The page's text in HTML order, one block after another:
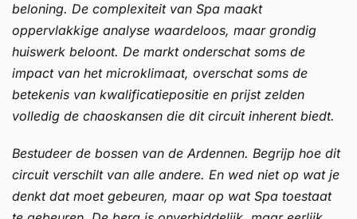
beloning. De complexiteit van Spa maakt
oppervlakkige analyse waardeloos, maar grondig
huiswerk beloont. De markt onderschat soms de
impact van het microklimaat, overschat soms de
betekenis van kwalificatiepositie en prijst zelden
volledig de chaoskansen die dit circuit inherent biedt.
Bestudeer de bossen van de Ardennen. Begrijp hoe dit
circuit verschilt van alle andere. En wed niet op wat je
denkt dat moet gebeuren, maar op wat Spa toestaat